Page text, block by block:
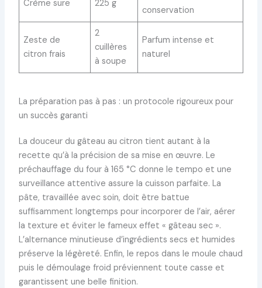
Crème sure 225 g
conservation
Zeste de
citron frais
2
cuillères
à soupe
Parfum intense et
naturel
La préparation pas à pas : un protocole rigoureux pour
un succès garanti
La douceur du gâteau au citron tient autant à la
recette qu’à la précision de sa mise en œuvre. Le
préchauffage du four à 165 °C donne le tempo et une
surveillance attentive assure la cuisson parfaite. La
pâte, travaillée avec soin, doit être battue
suffisamment longtemps pour incorporer de l’air, aérer
la texture et éviter le fameux effet « gâteau sec ».
L’alternance minutieuse d’ingrédients secs et humides
préserve la légèreté. Enfin, le repos dans le moule chaud
puis le démoulage froid préviennent toute casse et
garantissent une belle finition.